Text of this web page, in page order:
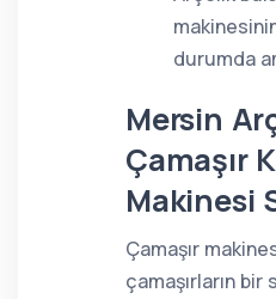
durumda
Mersin
Çamaşır
Makinesi
Çamaşır
çamaşırların bir